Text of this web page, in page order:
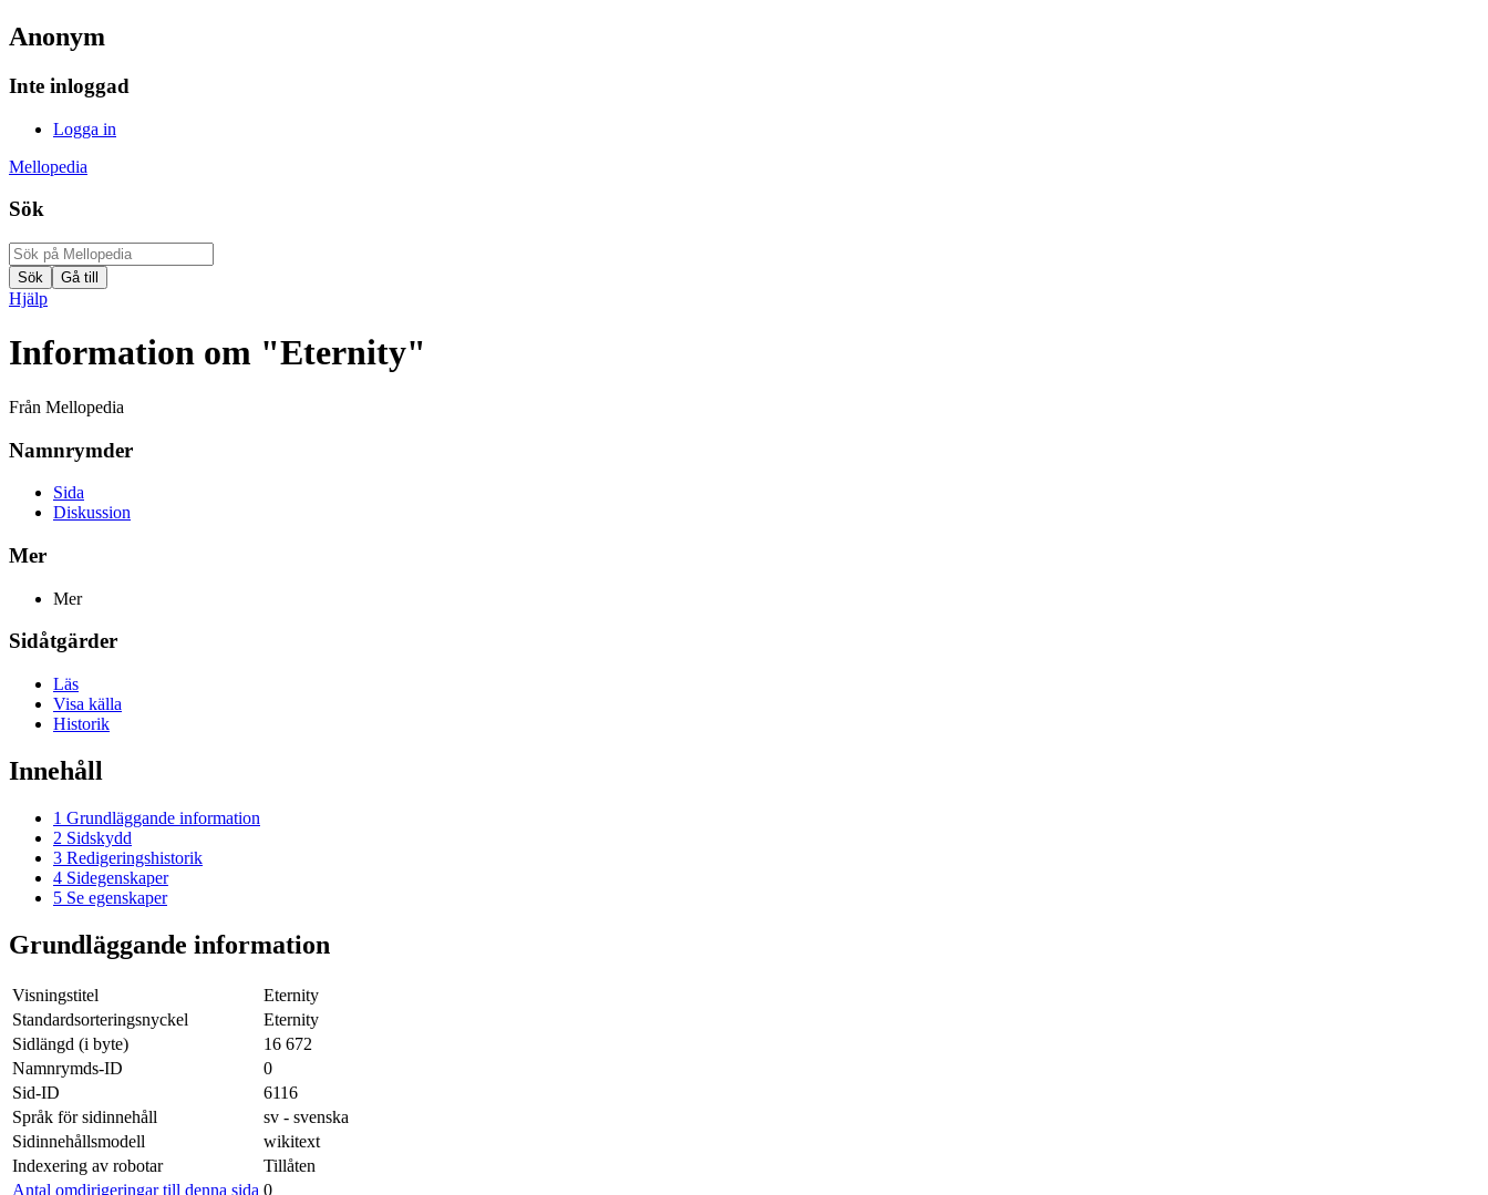
Anonym
Inte inloggad
Logga in
Mellopedia
Sök
Hjälp
Information om "Eternity"
Från Mellopedia
Namnrymder
Sida
Diskussion
Mer
Mer
Sidåtgärder
Läs
Visa källa
Historik
Innehåll
1 Grundläggande information
2 Sidskydd
3 Redigeringshistorik
4 Sidegenskaper
5 Se egenskaper
Grundläggande information
Visningstitel
Eternity
Standardsorteringsnyckel
Eternity
Sidlängd (i byte)
16 672
Namnrymds-ID
0
Sid-ID
6116
Språk för sidinnehåll
sv - svenska
Sidinnehållsmodell
wikitext
Indexering av robotar
Tillåten
Antal omdirigeringar till denna sida 0